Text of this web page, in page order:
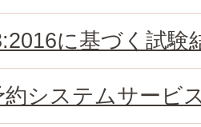
に基づく試験
システムサービ